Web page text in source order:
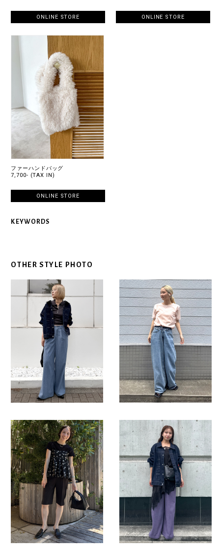
ONLINE STORE ONLINE STORE
ファーハンドバッグ
7,700- (TAX IN)
ONLINE STORE
KEYWORDS
OTHER STYLE PHOTO